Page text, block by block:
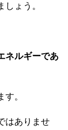
ょう。
ネルギーであ
。
はありませ